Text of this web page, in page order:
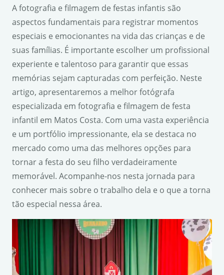
A fotografia e filmagem de festas infantis são
aspectos fundamentais para registrar momentos
especiais e emocionantes na vida das crianças e de
suas famílias. É importante escolher um profissional
experiente e talentoso para garantir que essas
memórias sejam capturadas com perfeição. Neste
artigo, apresentaremos a melhor fotógrafa
especializada em fotografia e filmagem de festa
infantil em Matos Costa. Com uma vasta experiência
e um portfólio impressionante, ela se destaca no
mercado como uma das melhores opções para
tornar a festa do seu filho verdadeiramente
memorável. Acompanhe-nos nesta jornada para
conhecer mais sobre o trabalho dela e o que a torna
tão especial nessa área.